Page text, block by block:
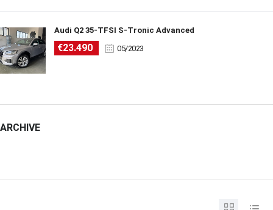
Audi Q2 35-TFSI S-Tronic Advanced
€23.490 05/2023
ARCHIVE